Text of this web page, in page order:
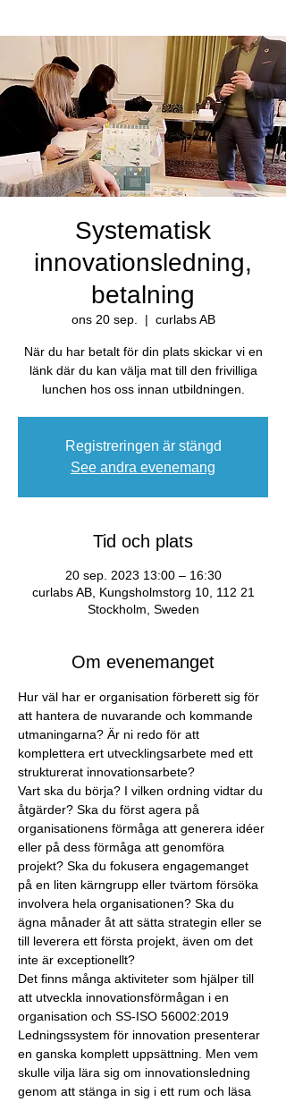
Systematisk
innovationsledning,
betalning
ons 20 sep.
  |
curlabs AB
När du har betalt för din plats skickar vi en
länk där du kan välja mat till den frivilliga
lunchen hos oss innan utbildningen.
Registreringen är stängd
See andra evenemang
Tid och plats
20 sep. 2023 13:00 – 16:30
curlabs AB, Kungsholmstorg 10, 112 21
Stockholm, Sweden
Om evenemanget
Hur väl har er organisation förberett sig för
att hantera de nuvarande och kommande
utmaningarna? Är ni redo för att
komplettera ert utvecklingsarbete med ett
strukturerat innovationsarbete? ​
Vart ska du börja? I vilken ordning vidtar du
åtgärder? Ska du först agera på
organisationens förmåga att generera idéer
eller på dess förmåga att genomföra
projekt? Ska du fokusera engagemanget
på en liten kärngrupp eller tvärtom försöka
involvera hela organisationen? Ska du
ägna månader åt att sätta strategin eller se
till leverera ett första projekt, även om det
inte är exceptionellt?​
Det finns många aktiviteter som hjälper till
att utveckla innovationsförmågan i en
organisation och SS-ISO 56002:2019
Ledningssystem för innovation presenterar
en ganska komplett uppsättning. Men vem
skulle vilja lära sig om innovationsledning
genom att stänga in sig i ett rum och läsa